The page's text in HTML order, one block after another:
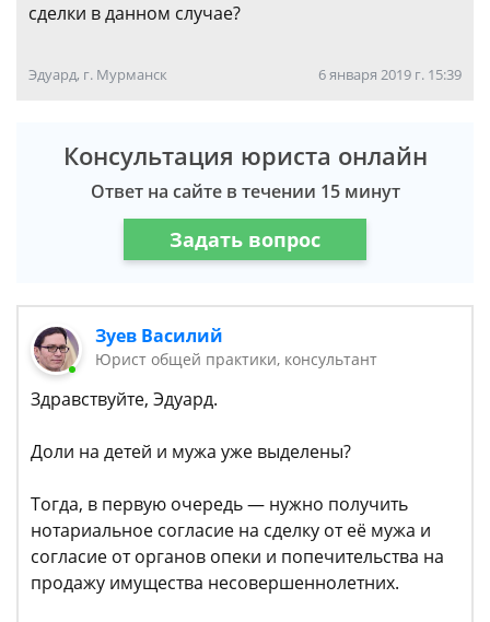
сделки в данном случае?
Эдуард, г. Мурманск 6 января 2019 г. 15:39
Консультация юриста онлайн
Ответ на сайте в течении 15 минут
Задать вопрос
Зуев Василий
Юрист общей практики, консультант
Здравствуйте, Эдуард.
Доли на детей и мужа уже выделены?
Тогда, в первую очередь — нужно получить
нотариальное согласие на сделку от её мужа и
согласие от органов опеки и попечительства на
продажу имущества несовершеннолетних.